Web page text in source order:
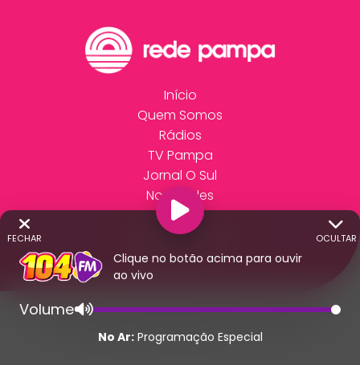
Início
Quem Somos
Rádios
TV Pampa
Jornal O Sul
Novidades
Anuncie
Trabalhe Conosco
Fale Conosco
© 2026 - Direitos Reservados - Rádio 104 - Rede
Pampa de Comunicação | RS - Brasil.
OCULTAR
FECHAR
Clique no botão acima para ouvir
ao vivo
Volume
No Ar:Programação Especial